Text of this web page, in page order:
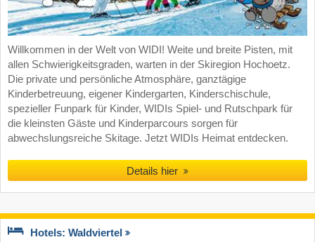
Willkommen in der Welt von WIDI! Weite und breite Pisten, mit
allen Schwierigkeitsgraden, warten in der Skiregion Hochoetz.
Die private und persönliche Atmosphäre, ganztägige
Kinderbetreuung, eigener Kindergarten, Kinderschischule,
spezieller Funpark für Kinder, WIDIs Spiel- und Rutschpark für
die kleinsten Gäste und Kinderparcours sorgen für
abwechslungsreiche Skitage. Jetzt WIDIs Heimat entdecken.
Details hier
Hotels: Waldviertel